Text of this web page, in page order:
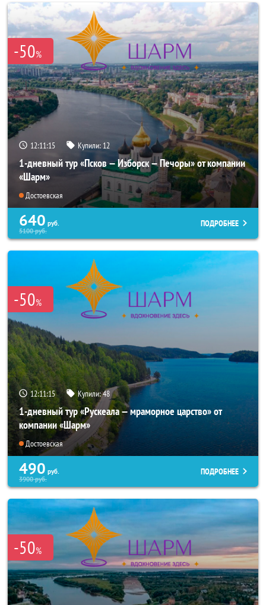
-50%
12:11:14 Купили: 12
1-дневный тур «Псков — Изборск — Печоры» от компании
«Шарм»
Достоевская
640 руб.
5100руб.
ПОДРОБНЕЕ
-50%
12:11:14 Купили:48
1-дневный тур «Рускеала — мраморное царство» от
компании «Шарм»
Достоевская
490 руб.
3900руб.
ПОДРОБНЕЕ
-50%